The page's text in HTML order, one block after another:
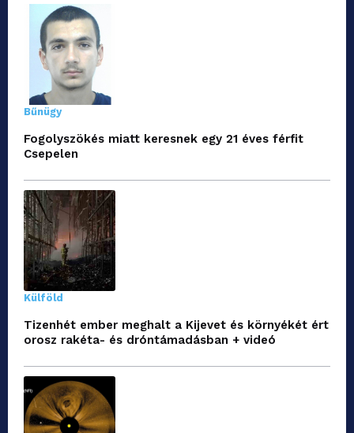
Bűnügy
Fogolyszökés miatt keresnek egy 21 éves férfit
Csepelen
Külföld
Tizenhét ember meghalt a Kijevet és környékét ért
orosz rakéta- és dróntámadásban + videó